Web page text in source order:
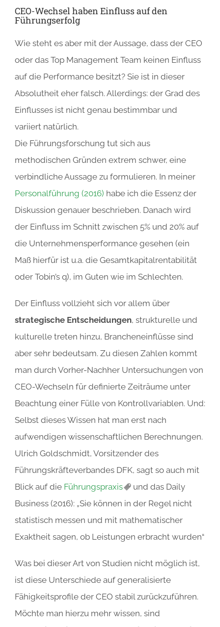
CEO-Wechsel haben Einfluss auf den
Führungserfolg
Wie steht es aber mit der Aussage, dass der CEO
oder das Top Management Team keinen Einfluss
auf die Performance besitzt? Sie ist in dieser
Absolutheit eher falsch. Allerdings: der Grad des
Einflusses ist nicht genau bestimmbar und
variiert natürlich.
Die Führungsforschung tut sich aus
methodischen Gründen extrem schwer, eine
verbindliche Aussage zu formulieren. In meiner
Personalführung (2016) habe ich die Essenz der
Diskussion genauer beschrieben. Danach wird
der Einfluss im Schnitt zwischen 5% und 20% auf
die Unternehmensperformance gesehen (ein
Maß hierfür ist u.a. die Gesamtkapitalrentabilität
oder Tobin’s q), im Guten wie im Schlechten.
Der Einfluss vollzieht sich vor allem über
strategische Entscheidungen, strukturelle und
kulturelle treten hinzu, Brancheneinflüsse sind
aber sehr bedeutsam. Zu diesen Zahlen kommt
man durch Vorher-Nachher Untersuchungen von
CEO-Wechseln für definierte Zeiträume unter
Beachtung einer Fülle von Kontrollvariablen. Und:
Selbst dieses Wissen hat man erst nach
aufwendigen wissenschaftlichen Berechnungen.
Ulrich Goldschmidt, Vorsitzender des
Führungskräfteverbandes DFK, sagt so auch mit
Blick auf die Führungspraxis
und das Daily
Business (2016): „Sie können in der Regel nicht
statistisch messen und mit mathematischer
Exaktheit sagen, ob Leistungen erbracht wurden“
Was bei dieser Art von Studien nicht möglich ist,
ist diese Unterschiede auf generalisierte
Fähigkeitsprofile der CEO stabil zurückzuführen.
Möchte man hierzu mehr wissen, sind